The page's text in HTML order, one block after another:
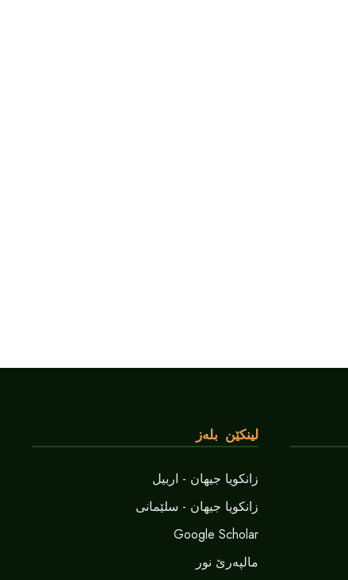
لینکێن بلەز
زانکویا جیهان - اربیل
زانکویا جیهان - سلێمانی
Google Scholar
مالپەرێ نور